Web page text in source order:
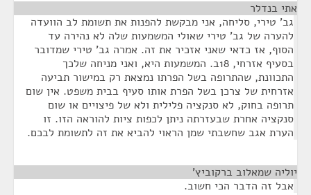
אתי בנדלר
גב' טירי, סליחה, אני מבקשת להפנות את תשומת לב הוועדה
להערה של גב' טירי שאולי המשמעות שלה לא נהירה עד
הסוף, אז כדאי שאני אזכיר את זה. אמרה גב' טירי שמדובר
בסעיף אזרחי, 18ב. המשמעות היא, ואני מניחה שלכך
התכוונת, שהתרופה בשל הפרתו נמצאת רק במישור תביעה
אזרחית של צרכן בשל הפרת אותו סעיף בבית משפט. אין שום
תרופה בחוק, לא סנקציה פלילית ולא של פיצויים או שום
סנקציה אחרת שבעזרתה ניתן לכפות ציות להוראה הזו. זו
הערת אגב שחשבתי שמן הראוי להביא את זה לתשומת לבכם.
יוליה שמאלוב ברקוביץ’
אבל זה הדבר הכי חשוב.